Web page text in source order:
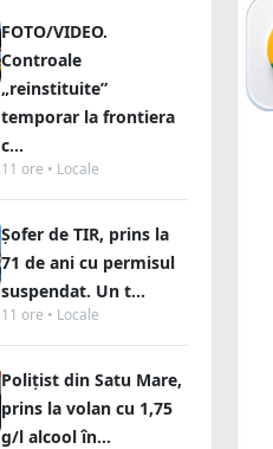
FOTO/VIDEO.
Controale
„reinstituite”
temporar la frontiera
c...
11 ore • Locale
Șofer de TIR, prins la
71 de ani cu permisul
suspendat. Un t...
11 ore • Locale
Polițist din Satu Mare,
prins la volan cu 1,75
g/l alcool în...